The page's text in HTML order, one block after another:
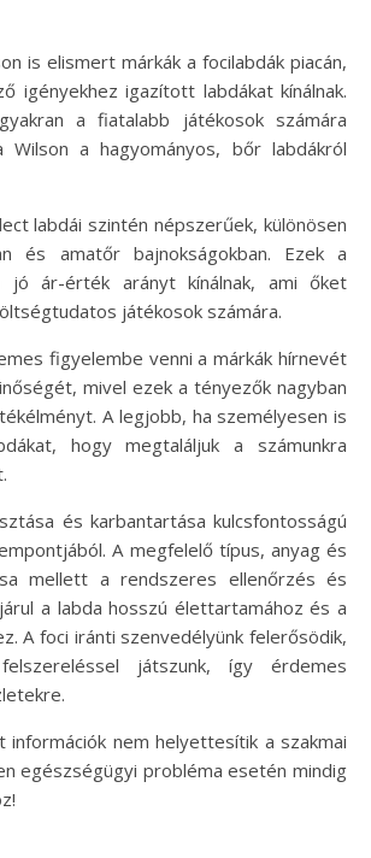
is elismert márkák a focilabdák piacán,
igényekhez igazított labdákat kínálnak.
a fiatalabb játékosok számára
Wilson a hagyományos, bőr labdákról
labdái szintén népszerűek, különösen
és amatőr bajnokságokban. Ezek a
jó ár-érték arányt kínálnak, ami őket
játékosok számára.
figyelembe venni a márkák hírnevét
mivel ezek a tényezők nagyban
A legjobb, ha személyesen is
hogy megtaláljuk a számunkra
és karbantartása kulcsfontosságú
A megfelelő típus, anyag és
mellett a rendszeres ellenőrzés és
a labda hosszú élettartamához és a
A foci iránti szenvedélyünk felerősödik,
játszunk, így érdemes
információk nem helyettesítik a szakmai
egészségügyi probléma esetén mindig